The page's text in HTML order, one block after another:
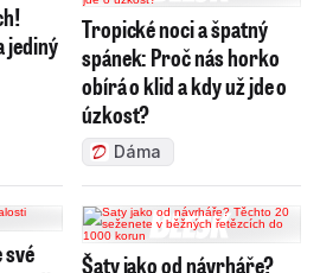
jediný
Tropické noci a špatný
spánek: Proč nás horko
obírá o klid a kdy už jde o
úzkost?
Dáma
Šaty jako od návrháře?